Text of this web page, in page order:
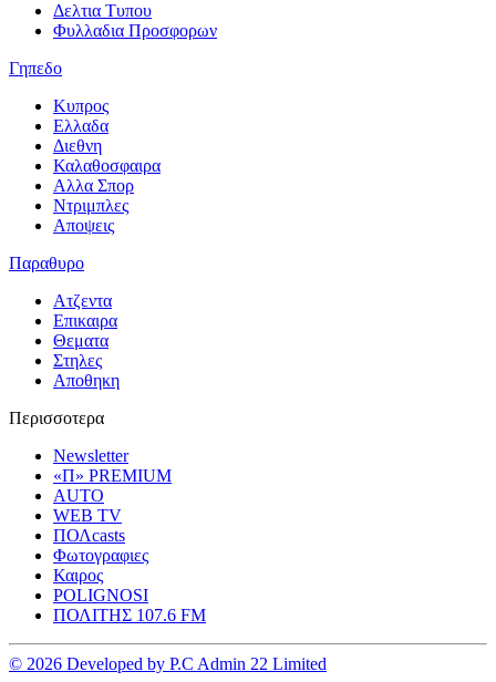
Δελτια Τυπου
Φυλλαδια Προσφορων
Γηπεδο
Κυπρος
Ελλαδα
Διεθνη
Καλαθοσφαιρα
Αλλα Σπορ
Ντριμπλες
Αποψεις
Παραθυρο
Ατζεντα
Επικαιρα
Θεματα
Στηλες
Αποθηκη
Περισσοτερα
Newsletter
«Π» PREMIUM
AUTO
WEB TV
ΠΟΛcasts
Φωτογραφιες
Καιρος
POLIGNOSI
ΠΟΛΙΤΗΣ 107.6 FM
© 2026 Developed by P.C Admin 22 Limited